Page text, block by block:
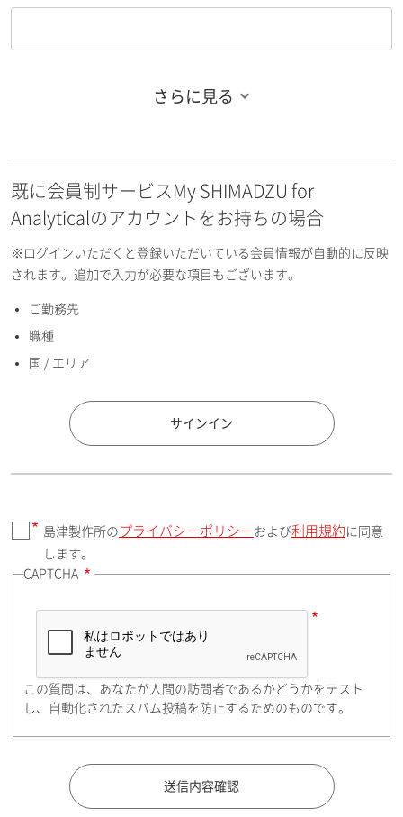
お名前フリガナ（名）
E-mailアドレス（半角英数）
国 / エリア
郵便番号（勤務先）
住所検索
都道府県（勤務先）
さらに見る
既に会員制サービスMy SHIMADZU for
Analyticalのアカウントをお持ちの場合
※ログインいただくと登録いただいている会員情報が自動的に反映
されます。追加で入力が必要な項目もございます。
ご勤務先
職種
国 / エリア
サインイン
島津製作所の プライバシーポリシー および利用規約 に同意
します。
CAPTCHA
この質問は、あなたが人間の訪問者であるかどうかをテスト
し、自動化されたスパム投稿を防止するためのものです。